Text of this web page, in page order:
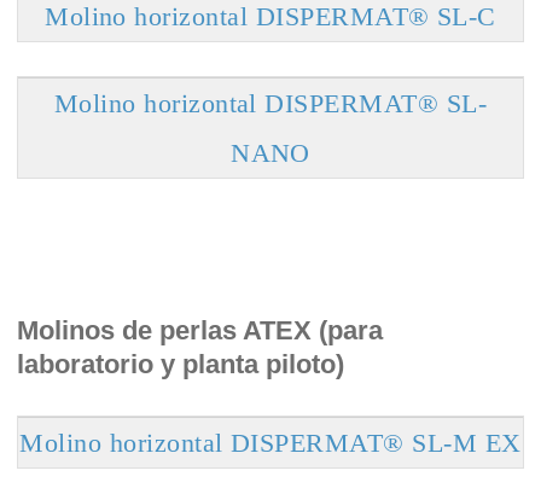
Molino horizontal DISPERMAT® SL-C
Molino horizontal DISPERMAT® SL-
NANO
Molinos de perlas ATEX (para
laboratorio y planta piloto)
Molino horizontal DISPERMAT® SL-M EX